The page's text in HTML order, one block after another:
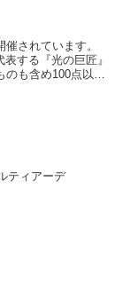
されています。
する『光の巨匠』
も含め100点以上
ティアーデ